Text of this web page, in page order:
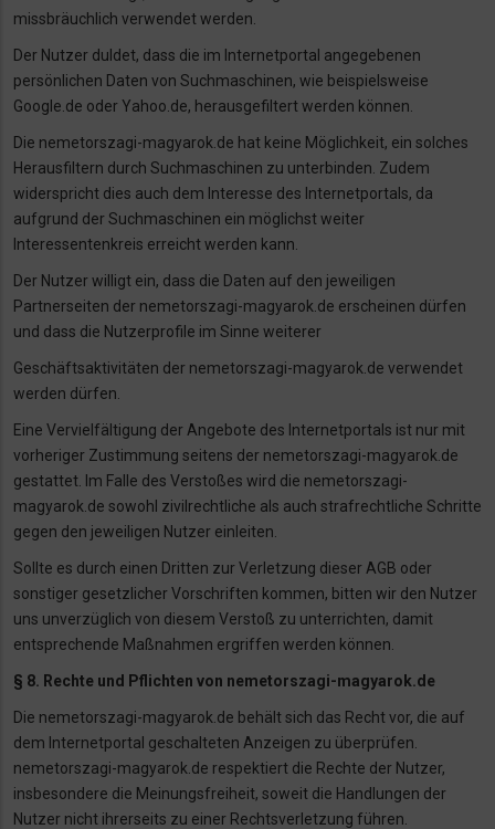
missbräuchlich verwendet werden.
Der Nutzer duldet, dass die im Internetportal angegebenen
persönlichen Daten von Suchmaschinen, wie beispielsweise
Google.de oder Yahoo.de, herausgefiltert werden können.
Die nemetorszagi-magyarok.de hat keine Möglichkeit, ein solches
Herausfiltern durch Suchmaschinen zu unterbinden. Zudem
widerspricht dies auch dem Interesse des Internetportals, da
aufgrund der Suchmaschinen ein möglichst weiter
Interessentenkreis erreicht werden kann.
Der Nutzer willigt ein, dass die Daten auf den jeweiligen
Partnerseiten der nemetorszagi-magyarok.de erscheinen dürfen
und dass die Nutzerprofile im Sinne weiterer
Geschäftsaktivitäten der nemetorszagi-magyarok.de verwendet
werden dürfen.
Eine Vervielfältigung der Angebote des Internetportals ist nur mit
vorheriger Zustimmung seitens der nemetorszagi-magyarok.de
gestattet. Im Falle des Verstoßes wird die nemetorszagi-
magyarok.de sowohl zivilrechtliche als auch strafrechtliche Schritte
gegen den jeweiligen Nutzer einleiten.
Sollte es durch einen Dritten zur Verletzung dieser AGB oder
sonstiger gesetzlicher Vorschriften kommen, bitten wir den Nutzer
uns unverzüglich von diesem Verstoß zu unterrichten, damit
entsprechende Maßnahmen ergriffen werden können.
§ 8. Rechte und Pflichten von nemetorszagi-magyarok.de
Die nemetorszagi-magyarok.de behält sich das Recht vor, die auf
dem Internetportal geschalteten Anzeigen zu überprüfen.
nemetorszagi-magyarok.de respektiert die Rechte der Nutzer,
insbesondere die Meinungsfreiheit, soweit die Handlungen der
Nutzer nicht ihrerseits zu einer Rechtsverletzung führen.